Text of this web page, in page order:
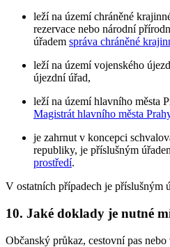
leží na území chráněné
rezervace nebo národní
úřadem správa chráněné
leží na území vojenského
újezdní úřad,
leží na území hlavního města
Magistrát hlavního města
je zahrnut v koncepci
republiky, je příslušným
prostředí.
V ostatních případech je příslušným
10. Jaké doklady je nutné
Občanský průkaz, cestovní pas